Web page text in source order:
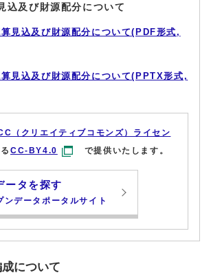
込及び財源配分について
見込及び財源配分について(PDF形式,
見込及び財源配分について(PPTX形式,
（クリエイティブコモンズ）ライセン
CC-BY4.0 で提供いたします。
ータを探す
ンデータポータルサイト
について